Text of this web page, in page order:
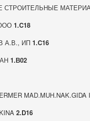
СТРОИТЕЛЬНЫЕ
1.C18
А.В., ИП1.C16
1.В02
2.D16